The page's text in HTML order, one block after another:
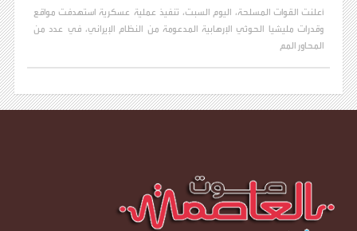
أعلنت القوات المسلحة، اليوم السبت، تنفيذ عملية عسكرية استهدفت مواقع
وقدرات مليشيا الحوثي الإرهابية المدعومة من النظام الإيراني، في عدد من
المحاور المم